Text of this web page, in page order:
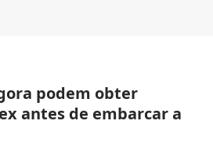
podem obter
antes de embarcar a